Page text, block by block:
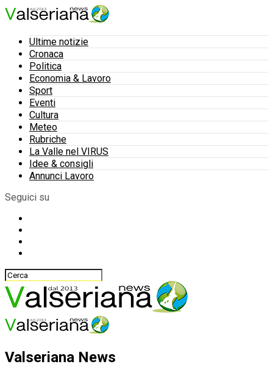
Ultime notizie
Cronaca
Politica
Economia & Lavoro
Sport
Eventi
Cultura
Meteo
Rubriche
La Valle nel VIRUS
Idee & consigli
Annunci Lavoro
Seguici su
Valseriana News